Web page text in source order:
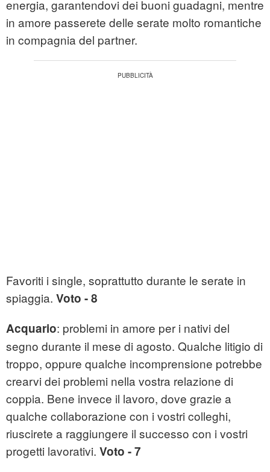
energia, garantendovi dei buoni guadagni, mentre
in amore passerete delle serate molto romantiche
in compagnia del partner.
Favoriti i single, soprattutto durante le serate in
spiaggia. Voto - 8
Acquario: problemi in amore per i nativi del
segno durante il mese di agosto. Qualche litigio di
troppo, oppure qualche incomprensione potrebbe
crearvi dei problemi nella vostra relazione di
coppia. Bene invece il lavoro, dove grazie a
qualche collaborazione con i vostri colleghi,
riuscirete a raggiungere il successo con i vostri
progetti lavorativi. Voto - 7